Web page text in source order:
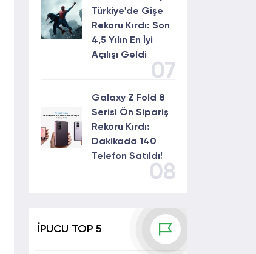
Türkiye'de Gişe
Rekoru Kırdı: Son
4,5 Yılın En İyi
Açılışı Geldi
07
Galaxy Z Fold 8
Serisi Ön Sipariş
Rekoru Kırdı:
Dakikada 140
Telefon Satıldı!
08
İPUCU TOP 5